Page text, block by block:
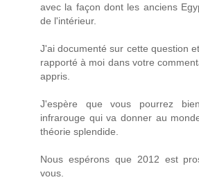
avec la façon dont les anciens
de l'intérieur.
J'ai documenté sur cette question
rapporté à moi dans votre
appris.
J'espère que vous pourrez
infrarouge qui va donner au
théorie splendide.
Nous espérons que 2012 est
vous.